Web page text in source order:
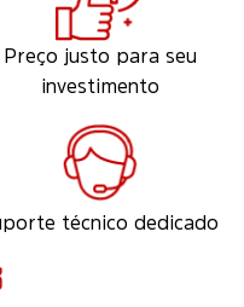
Preço justo para seu
investimento
técnico dedicado